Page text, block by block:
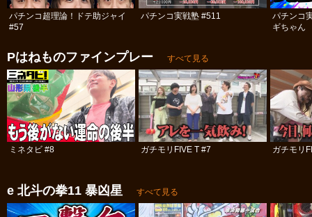
パチンコ超理論！ドテ助ジャイ
#57
パチンコ実戦塾 #511
パチンコ
ギちゃん
Pはねものファインプレー すべて見る
ミネタビ #8 ガチモリFIVE T #7 ガチモリ
e 北斗の拳11 暴凶星 すべて見る